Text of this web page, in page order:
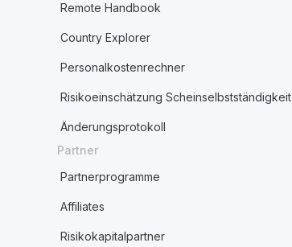
Remote Handbook
Country Explorer
Personalkostenrechner
Risikoeinschätzung Scheinselbstständigkeit
Änderungsprotokoll
Partner
Partnerprogramme
Affiliates
Risikokapitalpartner